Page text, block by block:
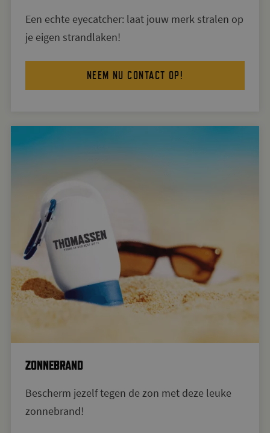
Een echte eyecatcher: laat jouw merk stralen op
je eigen strandlaken!
NEEM NU CONTACT OP!
ZONNEBRAND
Bescherm jezelf tegen de zon met deze leuke
zonnebrand!